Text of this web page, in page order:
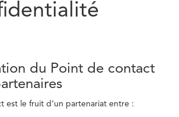
du Point de contact
est le fruit d’un partenariat entre :